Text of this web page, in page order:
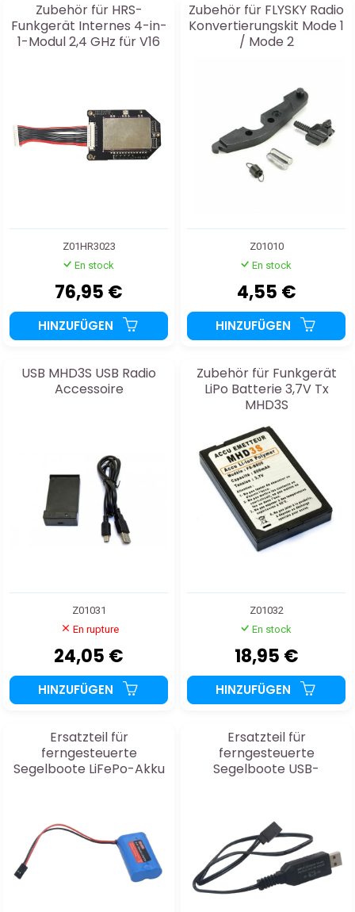
Zubehör für HRS-
Funkgerät Internes 4-in-
1-Modul 2,4 GHz für V16
Z01HR3023
En stock
76,95 €
HINZUFÜGEN
Zubehör für FLYSKY Radio
Konvertierungskit Mode 1
/ Mode 2
Z01010
En stock
4,55 €
HINZUFÜGEN
USB MHD3S USB Radio
Accessoire
Z01031
En rupture
24,05 €
HINZUFÜGEN
Zubehör für Funkgerät
LiPo Batterie 3,7V Tx
MHD3S
Z01032
En stock
18,95 €
HINZUFÜGEN
Ersatzteil für
ferngesteuerte
Segelboote LiFePo-Akku
Ersatzteil für
ferngesteuerte
Segelboote USB-